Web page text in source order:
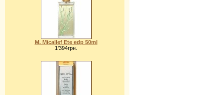
M. Micallef Ete edp 50ml
1'394грн.